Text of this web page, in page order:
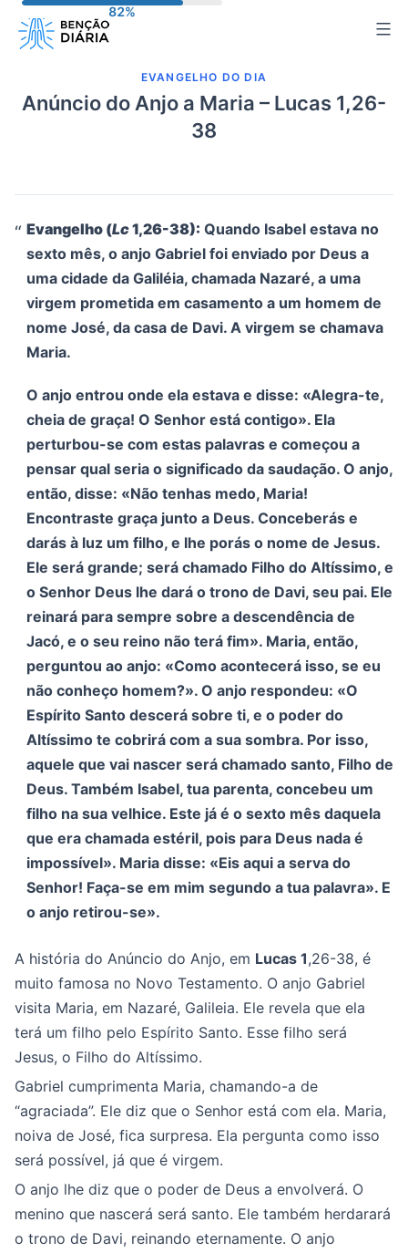
para
conteúdo
EVANGELHO DO DIA
Anúncio do Anjo a Maria – Lucas 1,26-
38
Evangelho (Lc1,26-38): Quando Isabel estava no
sexto mês, o anjo Gabriel foi enviado por Deus a
uma cidade da Galiléia, chamada Nazaré, a uma
virgem prometida em casamento a um homem de
nome José, da casa de Davi. A virgem se chamava
Maria.
O anjo entrou onde ela estava e disse: «Alegra-te,
cheia de graça! O Senhor está contigo». Ela
perturbou-se com estas palavras e começou a
pensar qual seria o significado da saudação. O anjo,
então, disse: «Não tenhas medo, Maria!
Encontraste graça junto a Deus. Conceberás e
darás à luz um filho, e lhe porás o nome de Jesus.
Ele será grande; será chamado Filho do Altíssimo, e
o Senhor Deus lhe dará o trono de Davi, seu pai. Ele
reinará para sempre sobre a descendência de
Jacó, e o seu reino não terá fim». Maria, então,
perguntou ao anjo: «Como acontecerá isso, se eu
não conheço homem?». O anjo respondeu: «O
Espírito Santo descerá sobre ti, e o poder do
Altíssimo te cobrirá com a sua sombra. Por isso,
aquele que vai nascer será chamado santo, Filho de
Deus. Também Isabel, tua parenta, concebeu um
filho na sua velhice. Este já é o sexto mês daquela
que era chamada estéril, pois para Deus nada é
impossível». Maria disse: «Eis aqui a serva do
Senhor! Faça-se em mim segundo a tua palavra». E
o anjo retirou-se».
A história do Anúncio do Anjo, em Lucas 1,26-38, é
muito famosa no Novo Testamento. O anjo Gabriel
visita Maria, em Nazaré, Galileia. Ele revela que ela
terá um filho pelo Espírito Santo. Esse filho será
Jesus, o Filho do Altíssimo.
Gabriel cumprimenta Maria, chamando-a de
“agraciada”. Ele diz que o Senhor está com ela. Maria,
noiva de José, fica surpresa. Ela pergunta como isso
será possível, já que é virgem.
O anjo lhe diz que o poder de Deus a envolverá. O
menino que nascerá será santo. Ele também herdarará
o trono de Davi, reinando eternamente. O anjo